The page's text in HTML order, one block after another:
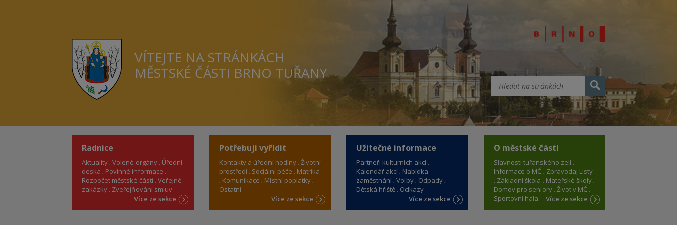
VÍTEJTE NA STRÁNKÁCH
MĚSTSKÉ ČÁSTI BRNO TUŘANY
Radnice
Aktuality Volené orgány Úřední
deska
Povinné informace
Rozpočet městské části Veřejné
zakázky Zveřejňování smluv
Více ze sekce
Potřebuji vyřídit
Kontakty a úřední hodiny Životní
prostředí Sociální péče
Matrika
Komunikace
Místní poplatky
Ostatní
Více ze sekce
Užitečné informace
Partneři kulturních akcí
Kalendář akcí Nabídka
zaměstnání Volby Odpady
Dětská hřiště Odkazy
Více ze sekce
O městské části
Slavnosti tuřanského zelí
Informace o MČ Zpravodaj Listy
Základní škola
Mateřské školy
Domov pro seniory Život v MČ
Sportovní hala
Více ze sekce